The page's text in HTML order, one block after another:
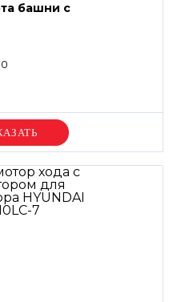
башни с
цену